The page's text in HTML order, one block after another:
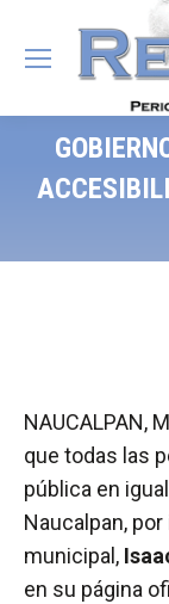
NAUCALPAN,
que todas las
pública en
Naucalpan,
municipal,
en su página